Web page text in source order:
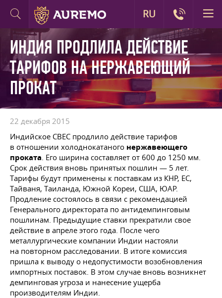
ИНДИЯ ПРОДЛИЛА ДЕЙСТВИЕ
ТАРИФОВ НА НЕРЖАВЕЮЩИЙ
ПРОКАТ
22 декабря 2015
Индийское CBEC продлило действие тарифов
в отношении холоднокатаного нержавеющего
проката. Его ширина составляет от 600 до 1250 мм.
Срок действия вновь принятых пошлин — 5 лет.
Тарифы будут применены к поставкам из КНР, ЕС,
Тайваня, Таиланда, Южной Кореи, США, ЮАР.
Продление состоялось в связи с рекомендацией
Генерального директората по антидемпинговым
пошлинам. Предыдущие ставки прекратили свое
действие в апреле этого года. После чего
металлургические компании Индии настояли
на повторном расследовании. В итоге комиссия
пришла к выводу о недопустимости возобновления
импортных поставок. В этом случае вновь возникнет
демпинговая угроза и нанесение ущерба
производителям Индии.
RU